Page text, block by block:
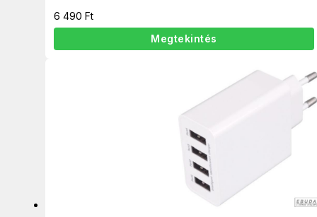
6 490 Ft
Megtekintés